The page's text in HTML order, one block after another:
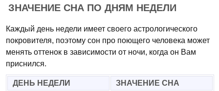
ЗНАЧЕНИЕ СНА ПО ДНЯМ НЕДЕЛИ
Каждый день недели имеет своего астрологического
покровителя, поэтому сон про поющего человека может
менять оттенок в зависимости от ночи, когда он Вам
приснился.
ДЕНЬ НЕДЕЛИ ЗНАЧЕНИЕ СНА